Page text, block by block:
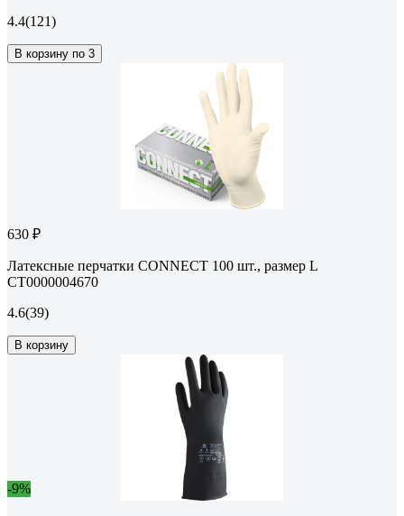
4.4(121)
В корзину по 3
630 ₽
Латексные перчатки CONNECT 100 шт., размер L
CТ0000004670
4.6(39)
В корзину
-9%